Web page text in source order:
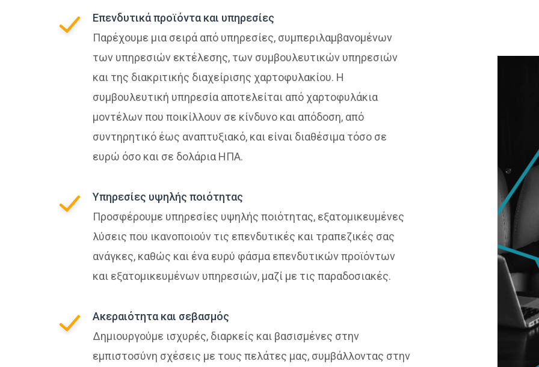
Επενδυτικά προϊόντα και υπηρεσίες
Παρέχουμε μια σειρά από υπηρεσίες, συμπεριλαμβανομένων
των υπηρεσιών εκτέλεσης, των συμβουλευτικών υπηρεσιών
και της διακριτικής διαχείρισης χαρτοφυλακίου. Η
συμβουλευτική υπηρεσία αποτελείται από χαρτοφυλάκια
μοντέλων που ποικίλλουν σε κίνδυνο και απόδοση, από
συντηρητικό έως αναπτυξιακό, και είναι διαθέσιμα τόσο σε
ευρώ όσο και σε δολάρια ΗΠΑ.
Υπηρεσίες υψηλής ποιότητας
Προσφέρουμε υπηρεσίες υψηλής ποιότητας, εξατομικευμένες
λύσεις που ικανοποιούν τις επενδυτικές και τραπεζικές σας
ανάγκες, καθώς και ένα ευρύ φάσμα επενδυτικών προϊόντων
και εξατομικευμένων υπηρεσιών, μαζί με τις παραδοσιακές.
Ακεραιότητα και σεβασμός
Δημιουργούμε ισχυρές, διαρκείς και βασισμένες στην
εμπιστοσύνη σχέσεις με τους πελάτες μας, συμβάλλοντας στην